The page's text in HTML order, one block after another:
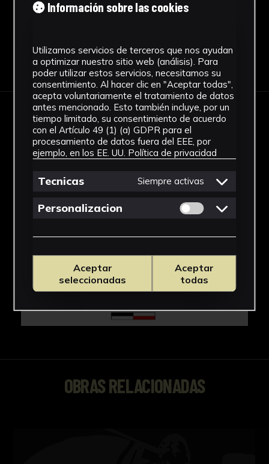
Descargar Ficha
IMÁGENES
OBRAS RELACIONADAS
Información sobre las cookies
Utilizamos servicios de terceros que nos ayudan
a optimizar nuestro sitio web (análisis). Para
poder utilizar estos servicios, necesitamos su
consentimiento. Al hacer clic en "Aceptar todas",
acepta voluntariamente el tratamiento de datos
antes mencionado. Esto también incluye, por un
tiempo limitado, su consentimiento de acuerdo
con el Artículo 49 (1) (a) GDPR para el
procesamiento de datos fuera del EEE, por
ejemplo, en los EE. UU. Política de privacidad
Tecnicas Siempre activas
Personalizacion Permitir cookies
Aceptar
seleccionadas
Aceptar
todas